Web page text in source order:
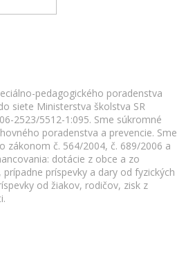
pedagogického poradenstva
siete Ministerstva školstva SR
2523/5512-1:095. Sme súkromné
poradenstva a prevencie. Sme
zákonom č. 564/2004, č. 689/2006 a
dotácie z obce a zo
príspevky a dary od fyzických
od žiakov, rodičov, zisk z